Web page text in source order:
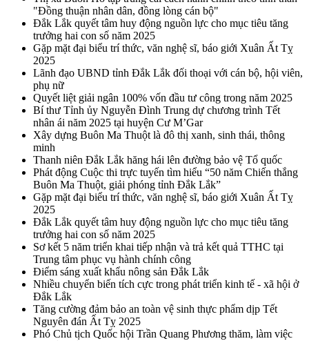
"Đồng thuận nhân dân, đồng lòng cán bộ"
Đắk Lắk quyết tâm huy động nguồn lực cho mục tiêu tăng
trưởng hai con số năm 2025
Gặp mặt đại biểu trí thức, văn nghệ sĩ, báo giới Xuân Ất Tỵ
2025
Lãnh đạo UBND tỉnh Đắk Lắk đối thoại với cán bộ, hội viên,
phụ nữ
Quyết liệt giải ngân 100% vốn đầu tư công trong năm 2025
Bí thư Tỉnh ủy Nguyễn Đình Trung dự chương trình Tết
nhân ái năm 2025 tại huyện Cư M’Gar
Xây dựng Buôn Ma Thuột là đô thị xanh, sinh thái, thông
minh
Thanh niên Đắk Lắk hăng hái lên đường bảo vệ Tổ quốc
Phát động Cuộc thi trực tuyến tìm hiểu “50 năm Chiến thắng
Buôn Ma Thuột, giải phóng tỉnh Đắk Lắk”
Gặp mặt đại biểu trí thức, văn nghệ sĩ, báo giới Xuân Ất Tỵ
2025
Đắk Lắk quyết tâm huy động nguồn lực cho mục tiêu tăng
trưởng hai con số năm 2025
Sơ kết 5 năm triển khai tiếp nhận và trả kết quả TTHC tại
Trung tâm phục vụ hành chính công
Điểm sáng xuất khẩu nông sản Đắk Lắk
Nhiều chuyển biến tích cực trong phát triển kinh tế - xã hội ở
Đắk Lắk
Tăng cường đảm bảo an toàn vệ sinh thực phẩm dịp Tết
Nguyên đán Ất Tỵ 2025
Phó Chủ tịch Quốc hội Trần Quang Phương thăm, làm việc